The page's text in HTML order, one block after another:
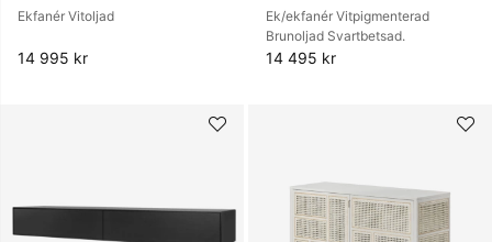
Ekfanér Vitoljad
14 995 kr
Ek/ekfanér Vitpigmenterad
Brunoljad Svartbetsad.
14 495 kr